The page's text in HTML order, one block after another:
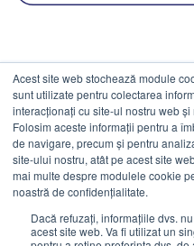
Acest site web stochează module
sunt utilizate pentru colectarea
interacționați cu site-ul nostru web
Folosim aceste informații pentru a
de navigare, precum și pentru
site-ului nostru, atât pe acest site
mai multe despre modulele cookie
noastră de confidențialitate.
Dacă refuzați, informațiile dvs.
acest site web. Va fi utilizat un
DATE COMERCIALE
ESTICO S.R.L.
CIF: RO1094402.
Reg.Com: J08/469/1991.